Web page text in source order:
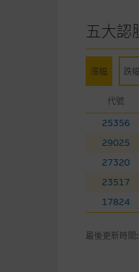
五大認
漲幅 跌幅
代號
25356
29025
27320
23517
17824
最後更新時間: